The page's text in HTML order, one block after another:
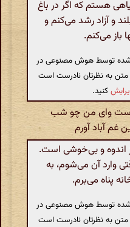
هستم که اگر در باغ
و آزاد رشد می‌کنم و
باز می‌کنم.
شده توسط هوش مصنوعی در
متن به نظرتان نادرست است
کنید.
است وای من چو شب
غم آباد آورم
اندوه و بی‌خوشی است.
وارد آن می‌شوم، به
پناه می‌برم.
شده توسط هوش مصنوعی در
متن به نظرتان نادرست است